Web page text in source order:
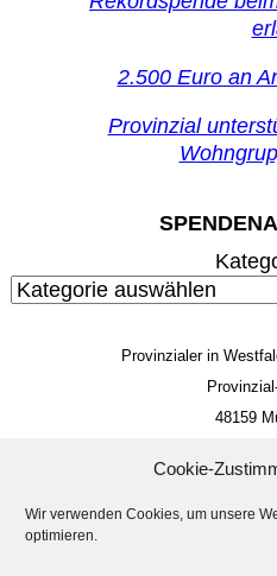
Cookie-
Wir verwenden Cookies, um unsere
optimieren.
2.500 Euro an
Provinzial
Provinzialer in
48159
IBAN: DE 85 4005
BIC: